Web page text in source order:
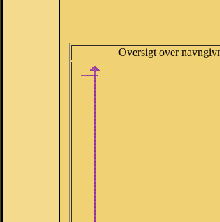
Oversigt over